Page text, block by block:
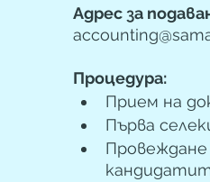
Адрес за
Процедура:
Прием на
Първа